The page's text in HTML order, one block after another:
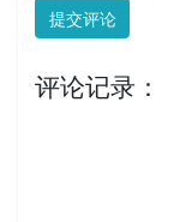
提交评论
评论记录：